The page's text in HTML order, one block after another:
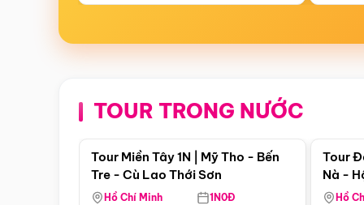
TOUR TRONG NƯỚC
Điểm nổi bật
Tour Miền Tây 1N | Mỹ Tho - Bến
Tre - Cù Lao Thới Sơn
Hồ Chí Minh 1N0Đ
Tour
Nà -
Nha
Hồ